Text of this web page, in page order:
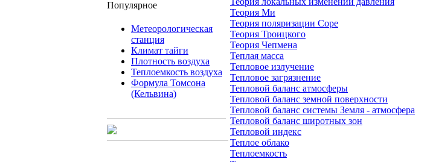
Популярное
Метеорологическая
станция
Климат тайги
Плотность воздуха
Теплоемкость воздуха
Формула Томсона
(Кельвина)
Теория Ми
Теория поляризации Соре
Теория Троицкого
Теория Чепмена
Теплая масса
Тепловое излучение
Тепловое загрязнение
Тепловой баланс атмосферы
Тепловой баланс земной поверхности
Тепловой баланс системы Земля - атмосфера
Тепловой баланс широтных зон
Тепловой индекс
Теплое облако
Теплоемкость